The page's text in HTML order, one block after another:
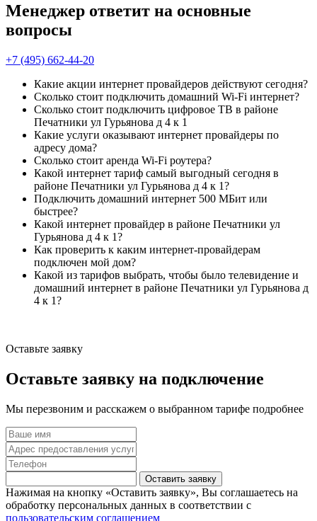
Менеджер ответит на основные
вопросы
+7 (495) 662-44-20
Какие акции интернет провайдеров действуют сегодня?
Сколько стоит подключить домашний Wi-Fi интернет?
Сколько стоит подключить цифровое ТВ в районе
Печатники ул Гурьянова д 4 к 1
Какие услуги оказывают интернет провайдеры по
адресу дома?
Сколько стоит аренда Wi-Fi роутера?
Какой интернет тариф самый выгодный сегодня в
районе Печатники ул Гурьянова д 4 к 1?
Подключить домашний интернет 500 МБит или
быстрее?
Какой интернет провайдер в районе Печатники ул
Гурьянова д 4 к 1?
Как проверить к каким интернет-провайдерам
подключен мой дом?
Какой из тарифов выбрать, чтобы было телевидение и
домашний интернет в районе Печатники ул Гурьянова д
4 к 1?
Оставьте заявку
Оставьте заявку на подключение
Мы перезвоним и расскажем о выбранном тарифе подробнее
Оставить заявку
Нажимая на кнопку «Оставить заявку», Вы соглашаетесь на
обработку персональных данных в соответствии с
пользовательским соглашением